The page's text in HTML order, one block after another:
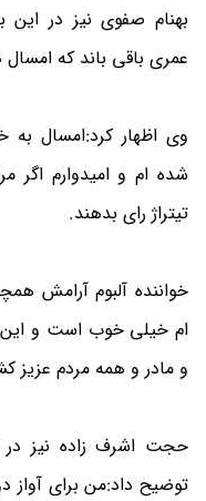
بهنام صفوی نیز در این
عمری باقی باند که
وی اظهار کرد:امسال به
شده ام و امیدوارم اگر
تیتراژ رای بدهند.
خواننده آلبوم آرامش
ام خیلی خوب است و
و مادر و همه مردم عزیز
حجت اشرف زاده نیز در
توضیح داد:من برای آواز